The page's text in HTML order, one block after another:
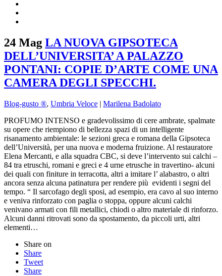
24 Mag LA NUOVA GIPSOTECA
DELL’UNIVERSITA’ A PALAZZO
PONTANI: COPIE D’ARTE COME UNA
CAMERA DEGLI SPECCHI.
Blog-gusto ®, Umbria Veloce | Marilena Badolato
PROFUMO INTENSO e gradevolissimo di cere ambrate, spalmate
su opere che riempiono di bellezza spazi di un intelligente
risanamento ambientale: le sezioni greca e romana della Gipsoteca
dell’Università, per una nuova e moderna fruizione. Al restauratore
Elena Mercanti, e alla squadra CBC, si deve l’intervento sui calchi –
84 tra etruschi, romani e greci e 4 urne etrusche in travertino- alcuni
dei quali con finiture in terracotta, altri a imitare l’ alabastro, o altri
ancora senza alcuna patinatura per rendere più evidenti i segni del
tempo. “ Il sarcofago degli sposi, ad esempio, era cavo al suo interno
e veniva rinforzato con paglia o stoppa, oppure alcuni calchi
venivano armati con fili metallici, chiodi o altro materiale di rinforzo.
Alcuni danni ritrovati sono da spostamento, da piccoli urti, altri
elementi…
Share on
Share
Tweet
Share